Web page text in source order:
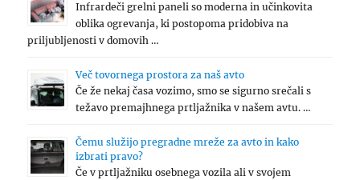
Infrardeči grelni paneli so moderna in učinkovita
oblika ogrevanja, ki postopoma pridobiva na
priljubljenosti v domovih …
Več tovornega prostora za naš avto
Če že nekaj časa vozimo, smo se sigurno srečali s
težavo premajhnega prtljažnika v našem avtu. …
Čemu služijo pregradne mreže za avto in kako
izbrati pravo?
Če v prtljažniku osebnega vozila ali v svojem